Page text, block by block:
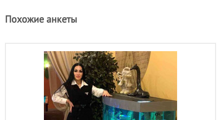
Похожие анкеты